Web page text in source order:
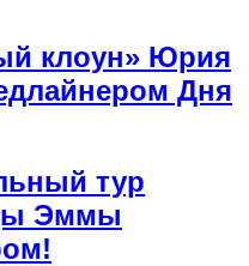
клоун» Юрия
Дня
тур
Эммы